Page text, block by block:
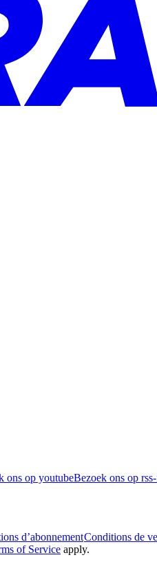
ons op youtubeBezoek ons op
d’abonnementConditions de
of Service apply.